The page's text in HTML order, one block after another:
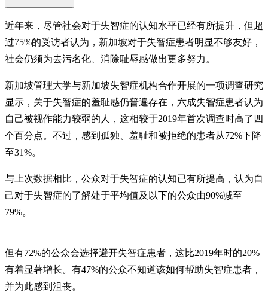
近年来，尽管社会对于失智症的认知水平已经有所提升，但超
过75%的受访者认为，新加坡对于失智症患者明显不够友好，
社会仍须为去污名化、消除耻辱感做出更多努力。
新加坡管理大学与新加坡失智症机构合作开展的一项调查研究
显示，关于失智症的羞耻感仍普遍存在，六成失智症患者认为
自己被视作能力较弱的人，这相较于2019年首次调查时高了四
个百分点。不过，感到孤独、羞耻和被拒绝的患者从72%下降
至31%。
与上次数据相比，公众对于失智症的认知已有所提高，认为自
己对于失智症的了解处于平均值及以下的公众由90%减至
79%。
但有72%的公众会选择避开失智症患者，这比2019年时的20%
有着显著增长。有47%的公众不知道该如何帮助失智症患者，
并为此感到沮丧。